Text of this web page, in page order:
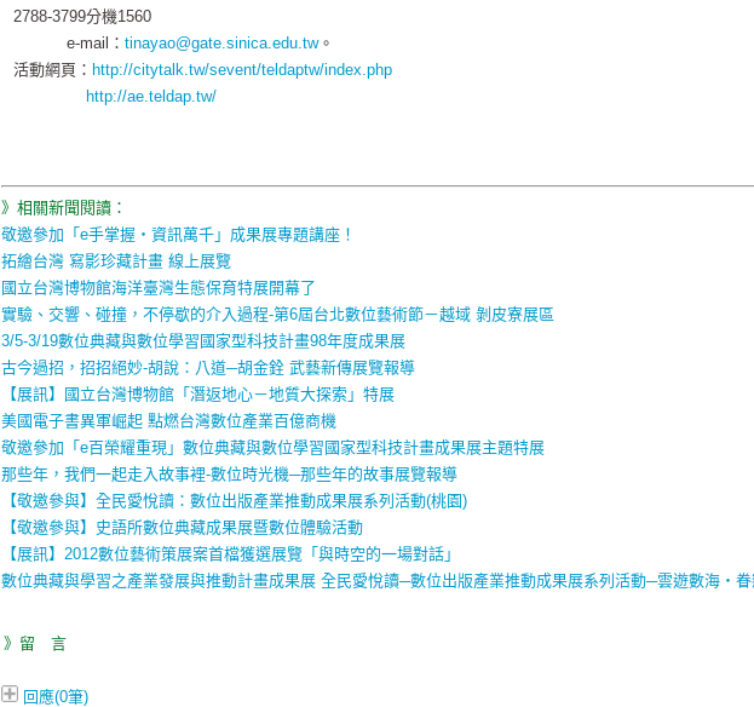
2788-3799分機1560
e-mail： tinayao@gate.sinica.edu.tw。
活動網頁： http://citytalk.tw/sevent/teldaptw/index.php
http://ae.teldap.tw/
》相關新聞閱讀：
敬邀參加「e手掌握‧資訊萬千」成果展專題講座！
拓繪台灣 寫影珍藏計畫 線上展覽
國立台灣博物館海洋臺灣生態保育特展開幕了
實驗、交響、碰撞，不停歇的介入過程-第6屆台北數位藝術節－越域 剝皮寮展區
3/5-3/19數位典藏與數位學習國家型科技計畫98年度成果展
古今過招，招招絕妙-胡說：八道─胡金銓 武藝新傳展覽報導
【展訊】國立台灣博物館「潛返地心－地質大探索」特展
美國電子書異軍崛起 點燃台灣數位產業百億商機
敬邀參加「e百榮耀重現」數位典藏與數位學習國家型科技計畫成果展主題特展
那些年，我們一起走入故事裡-數位時光機─那些年的故事展覽報導
【敬邀參與】全民愛悅讀：數位出版產業推動成果展系列活動(桃園)
【敬邀參與】史語所數位典藏成果展暨數位體驗活動
【展訊】2012數位藝術策展案首檔獲選展覽「與時空的一場對話」
數位典藏與學習之產業發展與推動計畫成果展 全民愛悅讀─數位出版產業推動成果展系列活動─雲遊數海‧眷
》留 言
回應(0筆)